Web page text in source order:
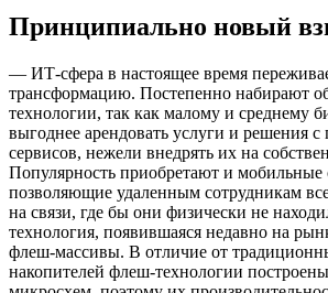
Принципиально новый
— ИТ-сфера в настоящее время
трансформацию. Постепенно набирают
технологии, так как малому и среднему
выгоднее арендовать услуги и решения
сервисов, нежели внедрять их на
Популярность приобретают и мобильные
позволяющие удаленным сотрудникам
на связи, где бы они физически не
технология, появившаяся недавно на
флеш-массивы. В отличие от
накопителей флеш-технологии